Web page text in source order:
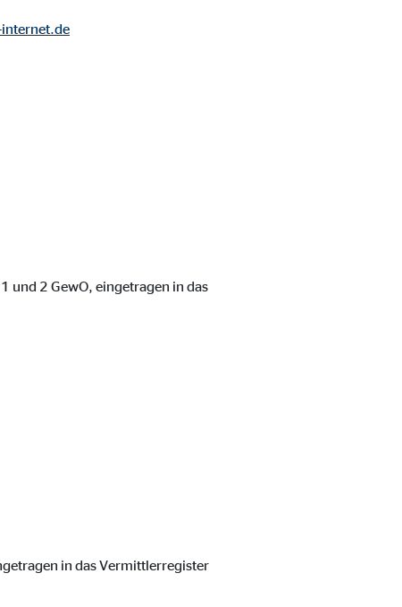
und 2 GewO, eingetragen in das
in das Vermittlerregister
nutzen.